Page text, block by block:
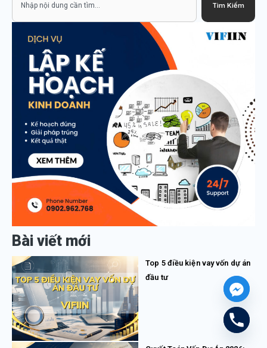
Tìm Kiếm
Bài viết mới
Top 5 điều kiện vay vốn dự án
đầu tư